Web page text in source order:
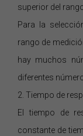
superior del
Para la
rango de
hay muchos
diferentes
2. Tiempo de
El tiempo de
constante de